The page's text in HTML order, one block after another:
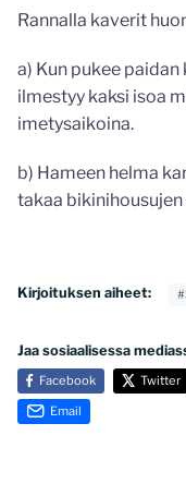
Rannalla kaverit
a) Kun pukee
ilmestyy kaksi isoa
imetysaikoina.
b) Hameen helma
takaa bikinihousujen
Kirjoituksen aiheet:
Jaa sosiaalisessa
Facebook Twitter
Email